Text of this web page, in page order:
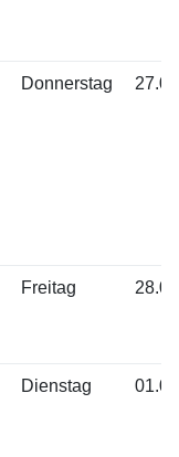
Donnerstag
Freitag
Dienstag